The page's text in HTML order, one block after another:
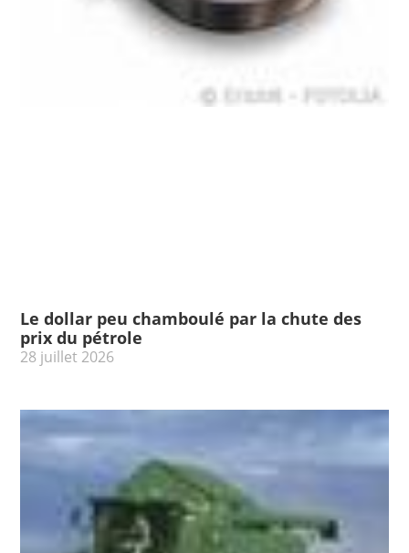
Le dollar peu chamboulé par la chute des
prix du pétrole
28 juillet 2026